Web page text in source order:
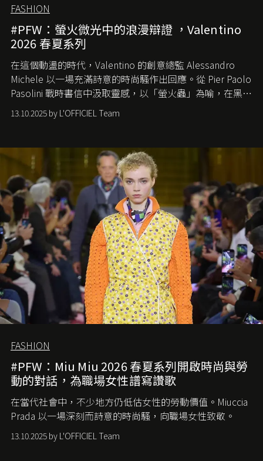
FASHION
#PFW：螢火微光中的浪漫辯證 ，Valentino
2026 春夏系列
在這個動盪的時代， Valentino 的創意總監 Alessandro
Michele 以一場充滿詩意的時尚騷作出回應。從 Pier Paolo
Pasolini 戰時書信中汲取靈感，以「螢火蟲」為喻，在黑暗
中找尋希望的微光。
13.10.2025 by L'OFFICIEL Team
FASHION
#PFW：Miu Miu 2026 春夏系列開啟時尚與勞
動的對話，為職場女性譜寫讚歌
在當代社會中，不少地方仍低估女性的勞動價值。 Miuccia
Prada 以一場深刻而詩意的時尚騷，向職場女性致敬。
13.10.2025 by L'OFFICIEL Team